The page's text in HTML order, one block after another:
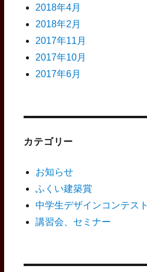
2018年4月
2018年2月
2017年11月
2017年10月
2017年6月
カテゴリー
お知らせ
ふくい建築賞
中学生デザインコンテスト
講習会、セミナー